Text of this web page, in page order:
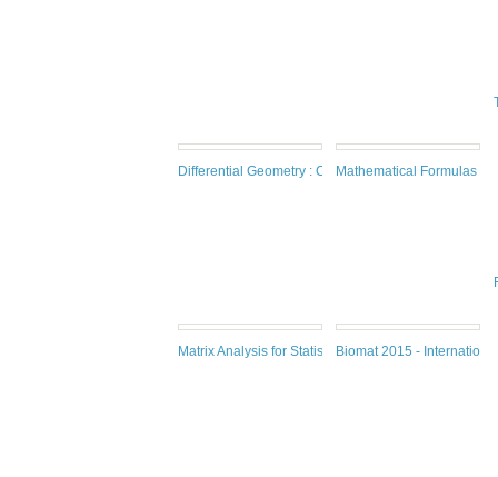
Differential Geometry : Connections, Curvature, and
Mathematical Formulas
Matrix Analysis for Statistics, Third edition
Biomat 2015 -